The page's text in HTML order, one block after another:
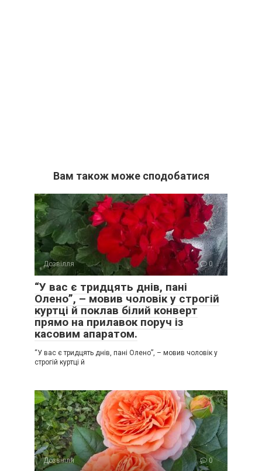
Вам також може сподобатися
Дозвілля 0
“У вас є тридцять днів, пані
Олено”, – мовив чоловік у строгій
куртці й поклав білий конверт
прямо на прилавок поруч із
касовим апаратом.
“У вас є тридцять днів, пані Олено”, – мовив чоловік у
строгій куртці й
Дозвілля 0